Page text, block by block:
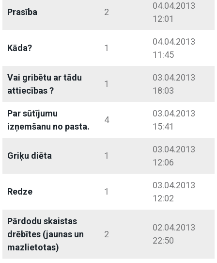
Prasība 2
04.04.2013
12:01
Kāda? 1
04.04.2013
11:45
Vai gribētu ar tādu
attiecības ?
1
03.04.2013
18:03
Par sūtījumu
izņemšanu no pasta.
4
03.04.2013
15:41
Griķu diēta 1
03.04.2013
12:06
Redze 1
03.04.2013
12:02
Pārdodu skaistas
drēbītes (jaunas un
mazlietotas)
2
02.04.2013
22:50